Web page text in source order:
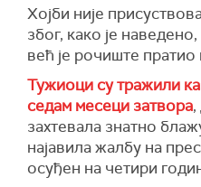
Хојби није
због, како је
већ је рочиште
Тужиоци су тражили
седам месеци затвора
захтевала знатно
најавила жалбу на
осуђен на четири